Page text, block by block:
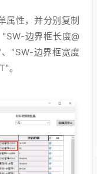
属性，并分别复制
边界框长度@
、"SW-边界框宽度
。